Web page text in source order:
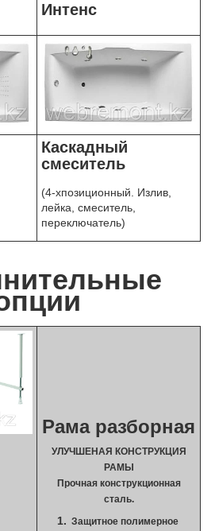
Интенс
Каскадный
смеситель
(4-хпозиционный. Излив,
лейка, смеситель,
переключатель)
Рама разборная
УЛУЧШЕНАЯ КОНСТРУКЦИЯ
РАМЫ
Прочная конструкционная
сталь.
Защитное полимерное